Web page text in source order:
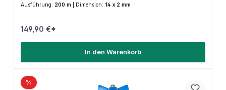
Ausführung: 200 m Dimension: 14 x 2 mm
149,90 €*
In den Warenkorb
%